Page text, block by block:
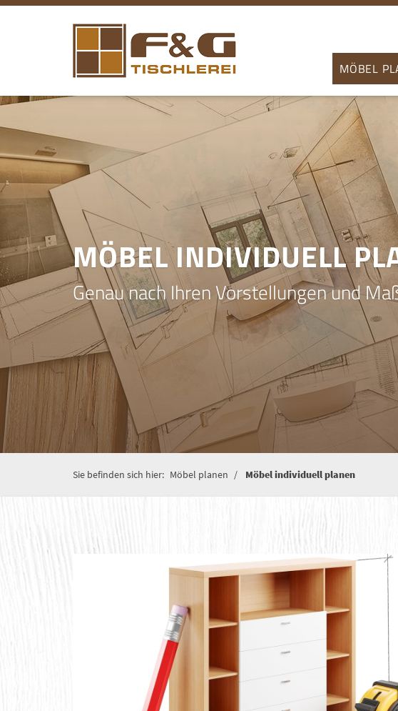
MÖBEL
MÖBEL INDIVIDUELL
Genau nach Ihren Vorstellungen und
Sie befinden sich hier: Möbel planen Möbel individuell planen